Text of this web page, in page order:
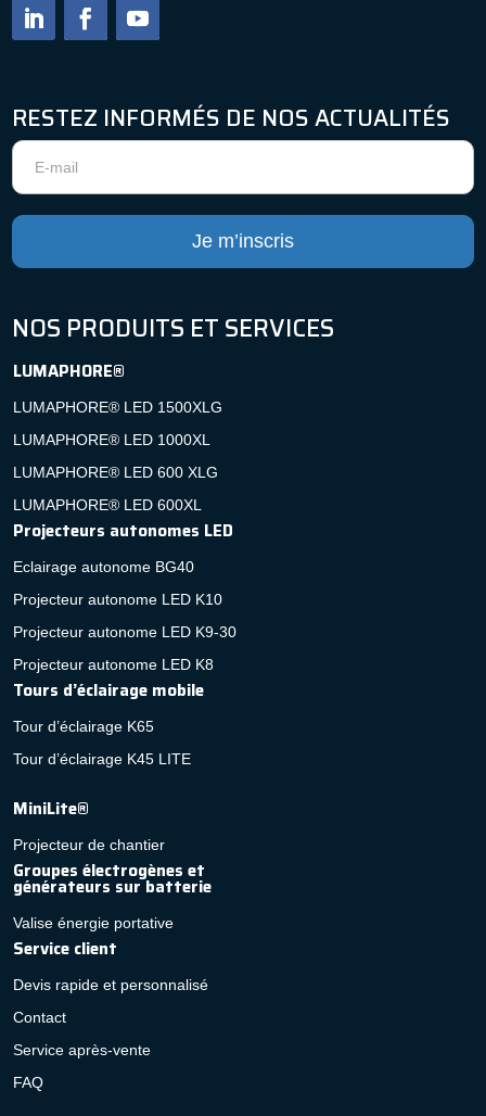
RESTEZ INFORMÉS DE NOS ACTUALITÉS
Newsletter
Je m’inscris
NOS PRODUITS ET SERVICES
LUMAPHORE®
LUMAPHORE® LED 1500XLG
LUMAPHORE® LED 1000XL
LUMAPHORE® LED 600 XLG
LUMAPHORE® LED 600XL
Projecteurs autonomes LED
Eclairage autonome BG40
Projecteur autonome LED K10
Projecteur autonome LED K9-30
Projecteur autonome LED K8
Tours d’éclairage mobile
Tour d’éclairage K65
Tour d’éclairage K45 LITE
MiniLite®
Projecteur de chantier
Groupes électrogènes et
générateurs sur batterie
Valise énergie portative
Service client
Devis rapide et personnalisé
Contact
Service après-vente
FAQ